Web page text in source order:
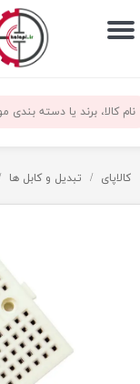
حساب کاربری من
سفارشات
کالاپای تبدیل و کابل ها